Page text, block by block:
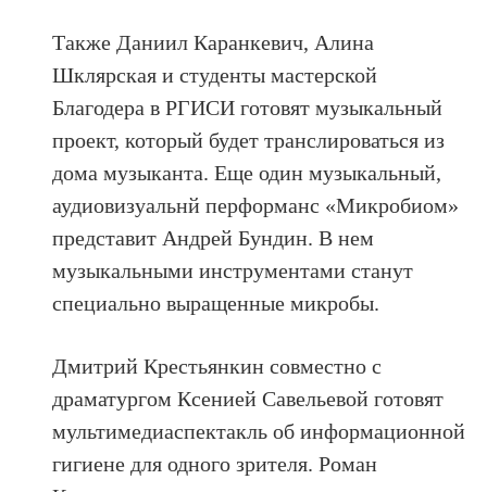
Также Даниил Каранкевич, Алина
Шклярская и студенты мастерской
Благодера в РГИСИ готовят музыкальный
проект, который будет транслироваться из
дома музыканта. Еще один музыкальный,
аудиовизуальнй перформанс «Микробиом»
представит Андрей Бундин. В нем
музыкальными инструментами станут
специально выращенные микробы.
Дмитрий Крестьянкин совместно с
драматургом Ксенией Савельевой готовят
мультимедиаспектакль об информационной
гигиене для одного зрителя. Роман